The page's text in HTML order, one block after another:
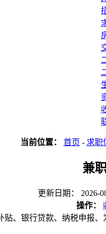
当前位置： 首页 - 求职
兼
更新日期：
操作：
、银行贷款、纳税申报